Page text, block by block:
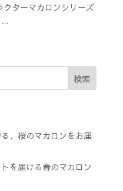
ターマカロンシリーズ
検索
、桜のマカロンをお届
を届ける春のマカロン